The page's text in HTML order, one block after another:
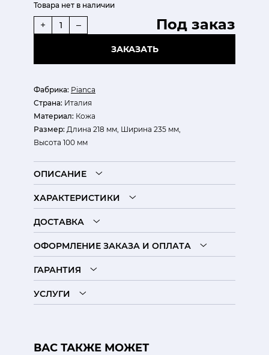
Фабрика: Pianca
Страна: Италия
Материал: Кожа
Размер: Длина 218 мм, Ширина 235 мм,
Высота 100 мм
Товара нет в наличии
Под заказ
+ –
ЗАКАЗАТЬ
ОПИСАНИЕ
ХАРАКТЕРИСТИКИ
ДОСТАВКА
ОФОРМЛЕНИЕ ЗАКАЗА И ОПЛАТА
ГАРАНТИЯ
УСЛУГИ
ВАС ТАКЖЕ МОЖЕТ